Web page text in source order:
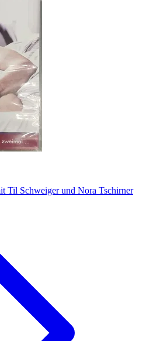
Schweiger und Nora Tschirner